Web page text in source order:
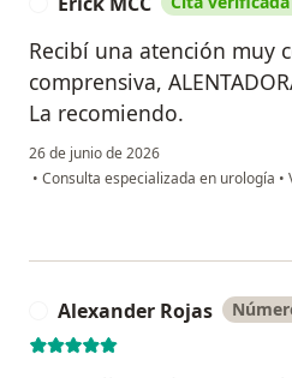
Recibí una atención muy
comprensiva,
La recomiendo.
26 de junio de 2026
• Consulta especializada en urología •
Alexander Rojas